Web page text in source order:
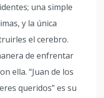
una simple
y la única
el cerebro.
de enfrentar
ella. “Juan de los
queridos” es su